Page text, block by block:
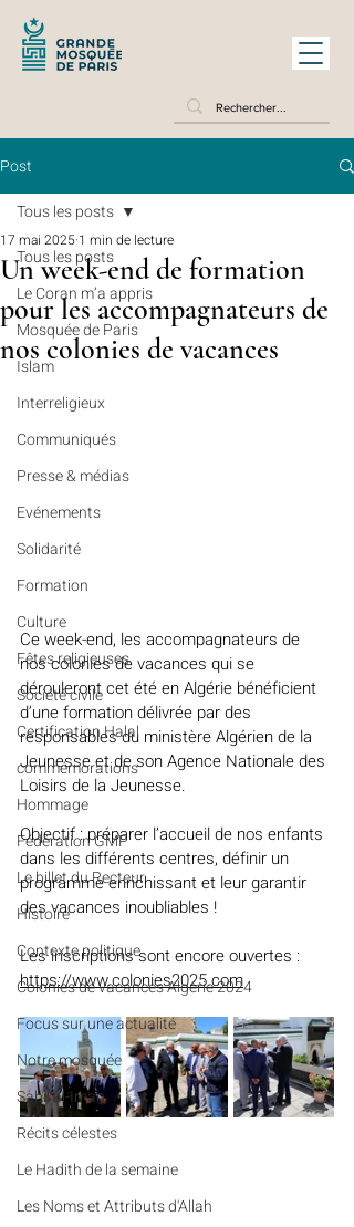
Post
Tous les posts
Le Coran m’a appris
Mosquée de Paris
Islam
Interreligieux
Communiqués
Presse & médias
Evénements
Solidarité
Formation
Culture
Fêtes religieuses
Société civile
Certification Halal
commémorations
Hommage
Fédération GMP
Le billet du Recteur
Histoire
Contexte politique
Colonies de vacances Algérie 2024
​​Focus sur une actualité
Notre mosquée
Sabil al-Iman
Récits célestes
Le Hadith de la semaine
Les Noms et Attributs d'Allah
Tous les posts
Un week-end de formation
pour les accompagnateurs de
nos colonies de vacances
17 mai 2025 1 min de lecture
Ce week-end, les accompagnateurs de
nos colonies de vacances qui se
dérouleront cet été en Algérie bénéficient
d’une formation délivrée par des
responsables du ministère Algérien de la
Jeunesse et de son Agence Nationale des
Loisirs de la Jeunesse.
Objectif : préparer l’accueil de nos enfants
dans les différents centres, définir un
programme enrichissant et leur garantir
des vacances inoubliables !
Les inscriptions sont encore ouvertes :
https://www.colonies2025.com